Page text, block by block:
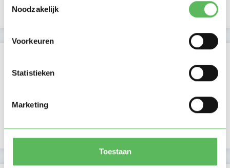
Noodzakelijk
Voorkeuren
Statistieken
Marketing
Toestaan
Laatste activiteit 28-07-2026
Lid sinds 13-06-2026
Profiel bijgewerkt 14-06-2026